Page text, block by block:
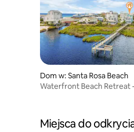
Dom w: Santa Rosa Beach
Waterfront Beach Retreat
Miejsca do